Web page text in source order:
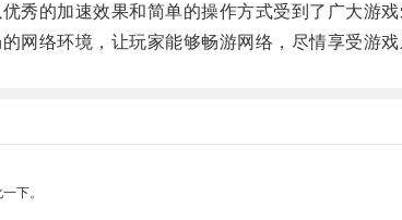
的加速效果和简单的操作方式受到了广大游戏
络环境，让玩家能够畅游网络，尽情享受游戏
下。